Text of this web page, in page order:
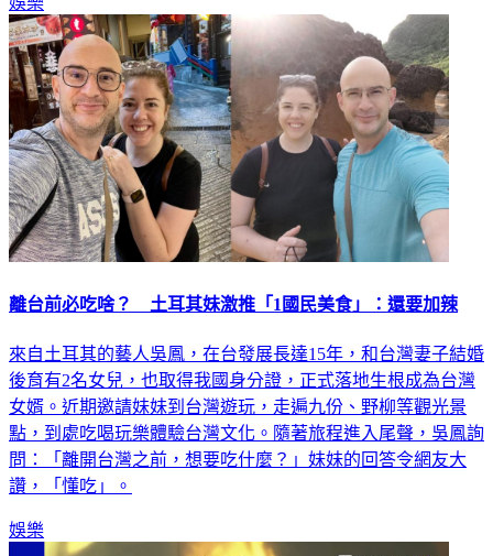
離台前必吃啥？ 土耳其妹激推「1國民美食」：還要加辣
來自土耳其的藝人吳鳳，在台發展長達15年，和台灣妻子結婚
後育有2名女兒，也取得我國身分證，正式落地生根成為台灣
女婿。近期邀請妹妹到台灣遊玩，走遍九份、野柳等觀光景
點，到處吃喝玩樂體驗台灣文化。隨著旅程進入尾聲，吳鳳詢
問：「離開台灣之前，想要吃什麼？」妹妹的回答令網友大
讚，「懂吃」。
娛樂